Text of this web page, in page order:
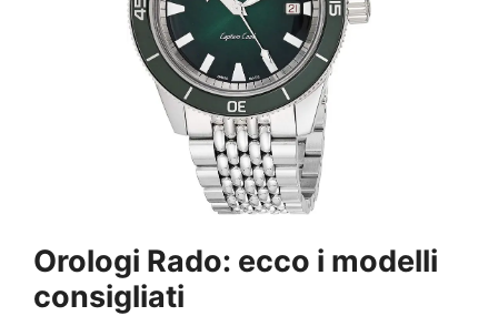
Orologi Rado: ecco i modelli
consigliati